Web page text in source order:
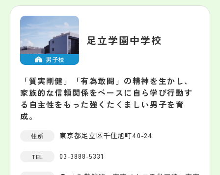
男子校
足立学園中学校
「質実剛健」「有為敢闘」の精神を生かし、
家族的な信頼関係をベースに自ら学び行動す
る自主性をもった強くたくましい男子を育
成。
住所 東京都足立区千住旭町40-24
TEL 03-3888-5331